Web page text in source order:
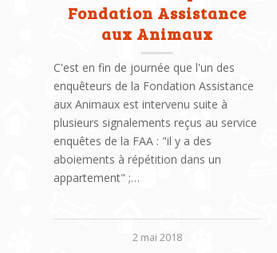
Fondation Assistance
aux Animaux
C'est en fin de journée que l'un des
enquêteurs de la Fondation Assistance
aux Animaux est intervenu suite à
plusieurs signalements reçus au service
enquêtes de la FAA : "il y a des
aboiements à répétition dans un
appartement" ;…
2 mai 2018